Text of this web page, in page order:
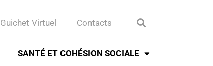
Guichet Virtuel Contacts
SANTÉ ET COHÉSION SOCIALE